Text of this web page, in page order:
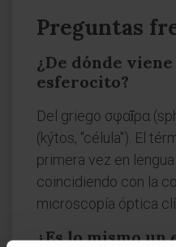
Preguntas
¿De dónde
esferocito?
Del griego σφαῖρα
(kýtos, "célula"). El
primera vez en
coincidiendo con la
microscopía óptica
¿Es lo mismo